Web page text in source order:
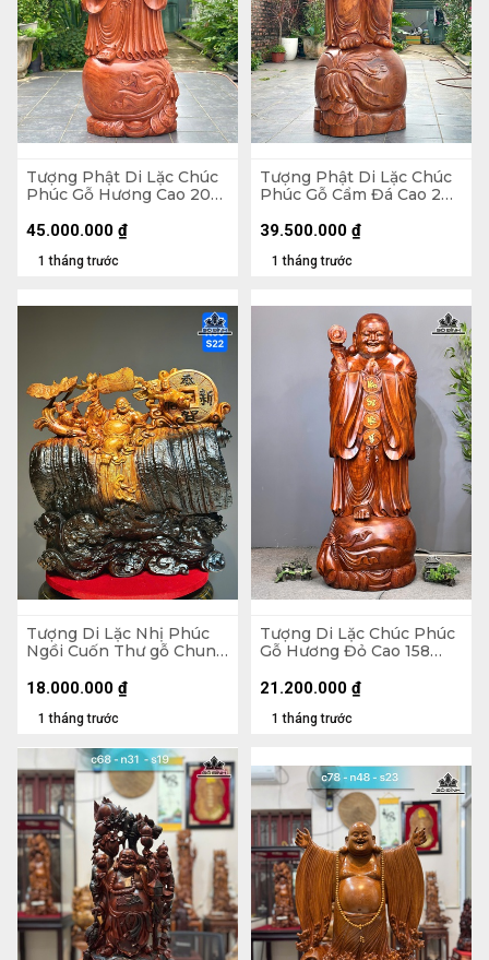
Tượng Phật Di Lặc Chúc
Phúc Gỗ Hương Cao 200
1 tháng trước
45.000.000 ₫
Tượng Phật Di Lặc Chúc
Phúc Gỗ Cẩm Đá Cao 200
1 tháng trước
39.500.000 ₫
Tượng Di Lặc Nhị Phúc
Ngồi Cuốn Thư gỗ Chun
50 Sâu 22 (cm)
1 tháng trước
18.000.000 ₫
Tượng Di Lặc Chúc Phúc
Gỗ Hương Đỏ Cao 158
1 tháng trước
21.200.000 ₫